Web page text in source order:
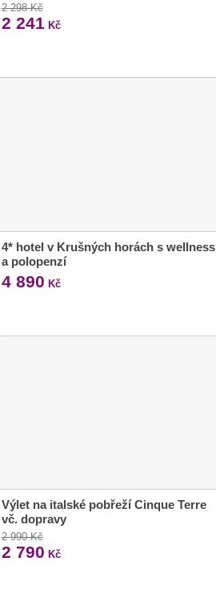
2 298 Kč
2 241 Kč
4* hotel v Krušných horách s wellness
a polopenzí
4 890 Kč
Výlet na italské pobřeží Cinque Terre
vč. dopravy
2 990 Kč
2 790 Kč